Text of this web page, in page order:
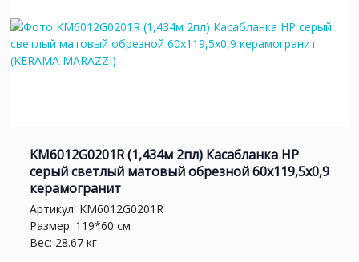
KM6012G0201R (1,434м 2пл) Касабланка HP
серый светлый матовый обрезной 60x119,5x0,9
керамогранит
Артикул: KM6012G0201R
Размер: 119*60 см
Вес: 28.67 кг